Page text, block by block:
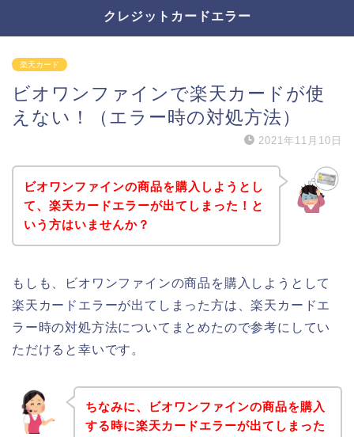
クレジットカードエラー
楽天カード
ビオワンファインで楽天カードが使
えない！（エラー時の対処方法）
2021年11月10日
ビオワンファインの商品を購入しようとし
て、楽天カードエラーが出てしまった！と
いう方はいませんか？
もしも、ビオワンファインの商品を購入しようとして
楽天カードエラーが出てしまった方は、楽天カードエ
ラー時の対処方法についてまとめたので参考にしてい
ただけると幸いです。
ちなみに、ビオワンファインの商品を購入
する時に楽天カードエラーが出てしまった